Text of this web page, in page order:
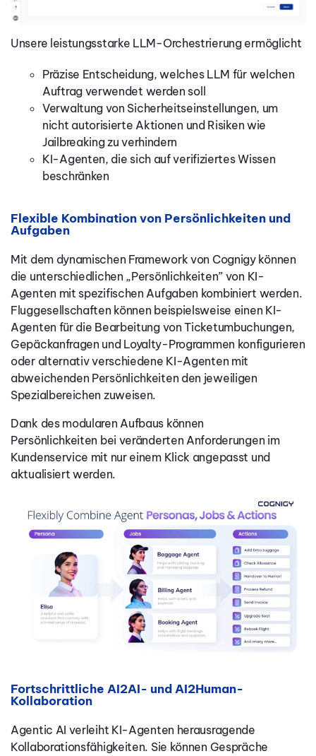
Unsere leistungsstarke LLM-Orchestrierung ermöglicht
Präzise Entscheidung, welches LLM für welchen
Auftrag verwendet werden soll
Verwaltung von Sicherheitseinstellungen, um
nicht autorisierte Aktionen und Risiken wie
Jailbreaking zu verhindern
KI-Agenten, die sich auf verifiziertes Wissen
beschränken
Flexible Kombination von Persönlichkeiten und
Aufgaben
Mit dem dynamischen Framework von Cognigy können
die unterschiedlichen „Persönlichkeiten” von KI-
Agenten mit spezifischen Aufgaben kombiniert werden.
Fluggesellschaften können beispielsweise einen KI-
Agenten für die Bearbeitung von Ticketumbuchungen,
Gepäckanfragen und Loyalty-Programmen konfigurieren
oder alternativ verschiedene KI-Agenten mit
abweichenden Persönlichkeiten den jeweiligen
Spezialbereichen zuweisen.
Dank des modularen Aufbaus können
Persönlichkeiten bei veränderten Anforderungen im
Kundenservice mit nur einem Klick angepasst und
aktualisiert werden.
Fortschrittliche AI2AI- und AI2Human-
Kollaboration
Agentic AI verleiht KI-Agenten herausragende
Kollaborationsfähigkeiten. Sie können Gespräche